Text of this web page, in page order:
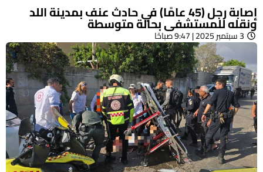
إصابة رجل (45 عامًا) في حادث عنف بمدينة اللد
ونقله للمستشفى بحالة متوسطة
3 سبتمبر 2025 | 9:47 صباحًا